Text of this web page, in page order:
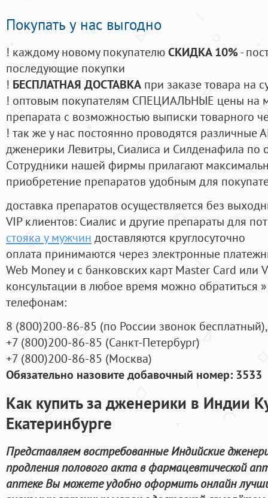
Покупать у нас выгодно
! каждому новому покупателюСКИДКА 10%-
последующие покупки
! БЕСПЛАТНАЯ ДОСТАВКА при заказе товара на
! оптовым покупателям СПЕЦИАЛЬНЫЕ цены на
препарата с возможностью выписки товарного
! так же у нас постоянно проводятся
дженерики Левитры, Сиалиса и Силденафила по
Cотрудники нашей фирмы прилагают
приобретение препаратов удобным для
доставка препаратов осуществляется без
VIP клиентов: Сиалис и другие препараты для
стояка у мужчин доставляются круглосуточно
оплата принимаются через электронные
Web Money и с банковских карт Master Card или
консультации в любое время можно обратиться
телефонам:
8 (800)200-86-85 (по России звонок бесплатный),
+7 (800)200-86-85 (Санкт-Петербург)
+7 (800)200-86-85 (Москва)
Обязательно назовите добавочный номер: 3533
Как купить за дженерики в Индии
Екатеринбурге
Представляем востребованные Индийские
продления полового акта в фармацевтической
аптеке Вы можете удобно оформить онлайн